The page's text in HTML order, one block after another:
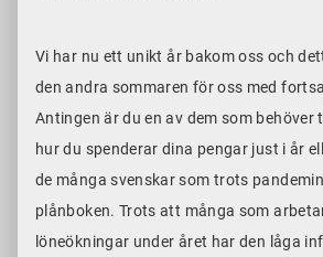
Vi har nu ett unikt år bakom oss och
den andra sommaren för oss med
Antingen är du en av dem som behöver
hur du spenderar dina pengar just i år
de många svenskar som trots
plånboken. Trots att många som
löneökningar under året har den låga